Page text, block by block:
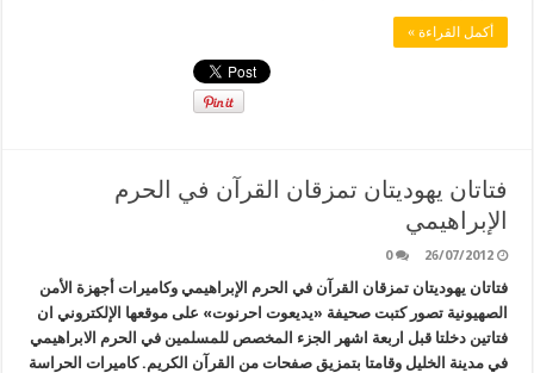
أكمل القراءة »
فتاتان يهوديتان تمزقان القرآن في الحرم
الإبراهيمي
26/07/2012
0
فتاتان يهوديتان تمزقان القرآن في الحرم الإبراهيمي وكاميرات أجهزة الأمن
الصهيونية تصور كتبت صحيفة «يديعوت احرنوت» على موقعها الإلكتروني ان
فتاتين دخلتا قبل اربعة اشهر الجزء المخصص للمسلمين في الحرم الابراهيمي
في مدينة الخليل وقامتا بتمزيق صفحات من القرآن الكريم. كاميرات الحراسة